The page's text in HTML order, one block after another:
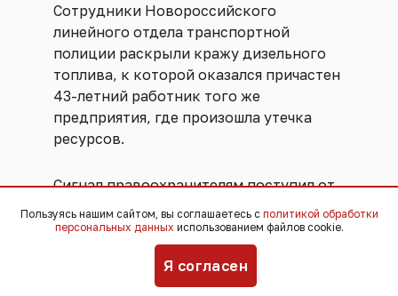
Сотрудники Новороссийского
линейного отдела транспортной
полиции раскрыли кражу дизельного
топлива, к которой оказался причастен
43-летний работник того же
предприятия, где произошла утечка
ресурсов.
Сигнал правоохранителям поступил от
руководства компании, заметившего
необъяснимую убыль горючего в
локомотиве, после чего оперативники
быстро вышли на след
предполагаемого злоумышленника.
Пользуясь нашим сайтом, вы соглашаетесь с политикой обработки
персональных данных использованием файлов cookie.
Я согласен